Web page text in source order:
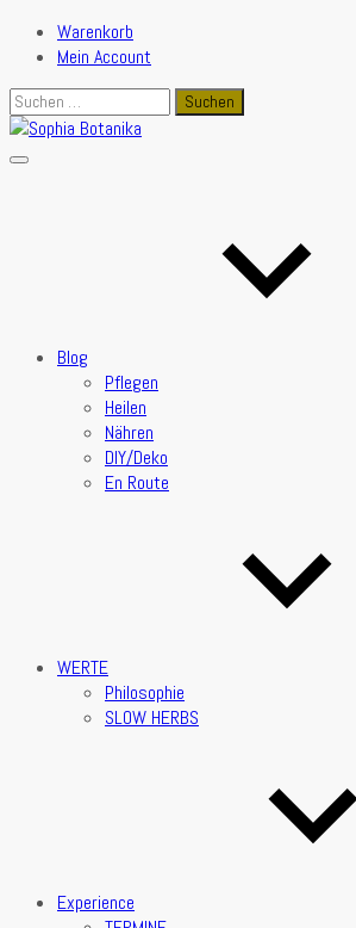
Warenkorb
Mein Account
Suchen
nach:
Blog
Pflegen
Heilen
Nähren
DIY/Deko
En Route
WERTE
Philosophie
SLOW HERBS
Experience